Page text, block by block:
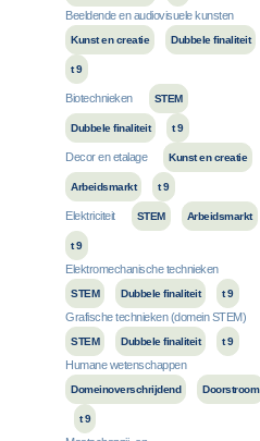
Beeldende en audiovisuele kunsten
Kunst en creatie Dubbele finaliteit
t 9
Biotechnieken STEM
Dubbele finaliteit t 9
Decor en etalage Kunst en creatie
Arbeidsmarkt t 9
Elektriciteit STEM Arbeidsmarkt
t 9
Elektromechanische technieken
STEM Dubbele finaliteit t 9
Grafische technieken (domein STEM)
STEM Dubbele finaliteit t 9
Humane wetenschappen
Domeinoverschrijdend Doorstroom
t 9